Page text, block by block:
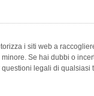
i siti web a
Se hai dubbi o
legali di